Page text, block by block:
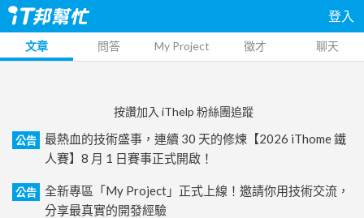
登入
文章 問答 My Project 徵才 聊天
按讚加入 iThelp 粉絲團追蹤
公告
最熱血的技術盛事，連續 30 天的修煉【2026 iThome 鐵
人賽】8 月 1 日賽事正式開啟！
公告
全新專區「My Project」正式上線！邀請你用技術交流，
分享最真實的開發經驗